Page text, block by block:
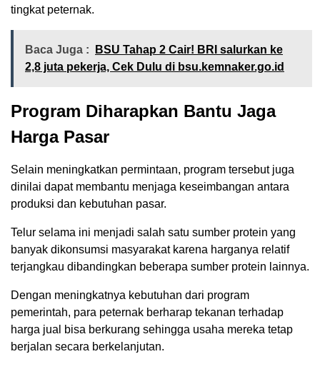
tingkat peternak.
Baca Juga :
BSU Tahap 2 Cair! BRI salurkan ke
2,8 juta pekerja, Cek Dulu di bsu.kemnaker.go.id
Program Diharapkan Bantu Jaga
Harga Pasar
Selain meningkatkan permintaan, program tersebut juga
dinilai dapat membantu menjaga keseimbangan antara
produksi dan kebutuhan pasar.
Telur selama ini menjadi salah satu sumber protein yang
banyak dikonsumsi masyarakat karena harganya relatif
terjangkau dibandingkan beberapa sumber protein lainnya.
Dengan meningkatnya kebutuhan dari program
pemerintah, para peternak berharap tekanan terhadap
harga jual bisa berkurang sehingga usaha mereka tetap
berjalan secara berkelanjutan.